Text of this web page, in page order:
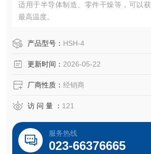
适用于半导体制造、零件干燥等，可以
最高温度。
产品型号： HSH-4
更新时间： 2026-05-22
厂商性质： 经销商
访 问 量 ： 121
服务热线
023-66376665